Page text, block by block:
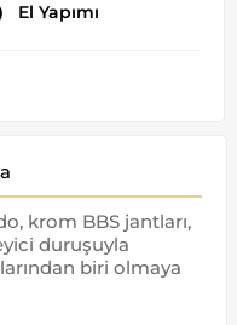
El Yapımı
krom BBS jantları,
duruşuyla
biri olmaya